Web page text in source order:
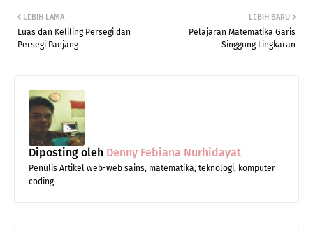
LEBIH BARU
Pelajaran Matematika Garis
Singgung Lingkaran
LEBIH LAMA
Luas dan Keliling Persegi dan
Persegi Panjang
Diposting oleh Denny Febiana Nurhidayat
Penulis Artikel web-web sains, matematika, teknologi, komputer
coding